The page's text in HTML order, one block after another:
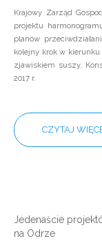
Krajowy Zarząd
projektu
planów
kolejny krok w
zjawiskiem suszy.
2017 r.
CZYTAJ
Jedenaście
na Odrze